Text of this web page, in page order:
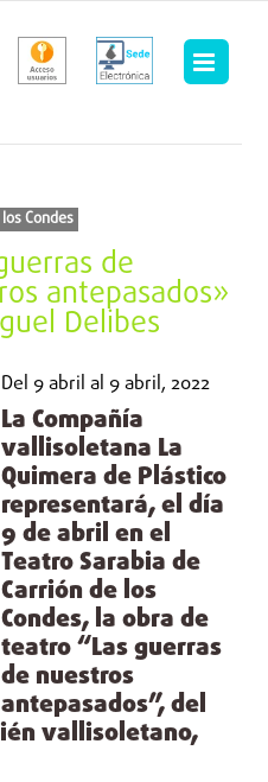
Condes
de
antepasados»
Delibes
Del 9 abril al 9 abril, 2022
La Compañía
vallisoletana La
Quimera de Plástico
representará, el día
9 de abril en el
Teatro Sarabia de
Carrión de los
Condes, la obra de
teatro “Las guerras
de nuestros
antepasados”, del
vallisoletano,